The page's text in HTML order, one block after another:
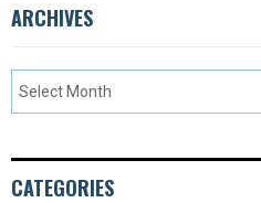
ARCHIVES
CATEGORIES